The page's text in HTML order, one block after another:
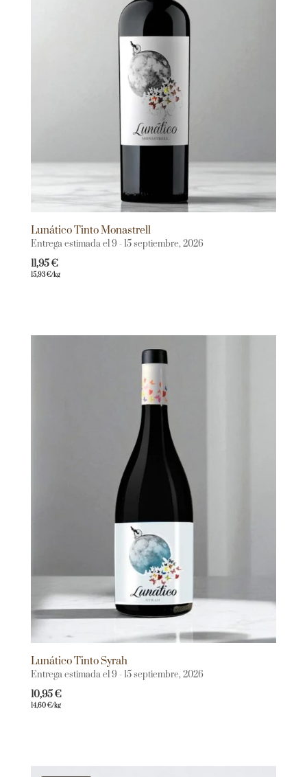
Lunático Tinto Monastrell
Entrega estimada el 9 - 15 septiembre, 2026
11,95€
15,93€/kg
Lunático Tinto Syrah
Entrega estimada el 9 - 15 septiembre, 2026
10,95€
14,60€/kg